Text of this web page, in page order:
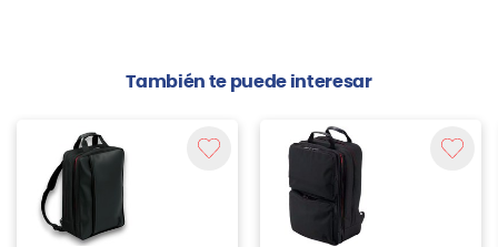
También te puede interesar